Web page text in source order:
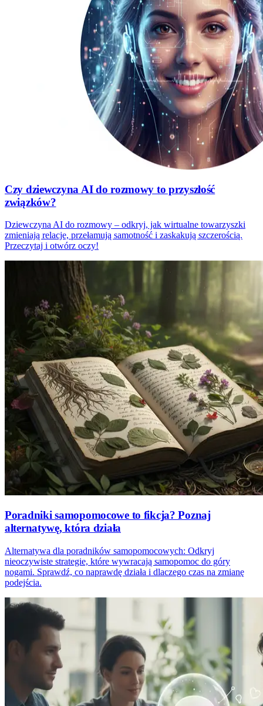
Czy dziewczyna AI do rozmowy to przyszłość
związków?
Dziewczyna AI do rozmowy – odkryj, jak wirtualne towarzyszki
zmieniają relacje, przełamują samotność i zaskakują szczerością.
Przeczytaj i otwórz oczy!
Poradniki samopomocowe to fikcja? Poznaj
alternatywę, która działa
Alternatywa dla poradników samopomocowych: Odkryj
nieoczywiste strategie, które wywracają samopomoc do góry
nogami. Sprawdź, co naprawdę działa i dlaczego czas na zmianę
podejścia.